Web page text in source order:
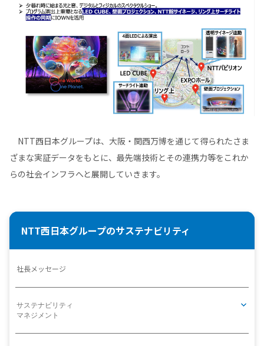
NTT西日本グループは、大阪・関西万博を通じて得られたさま
ざまな実証データをもとに、最先端技術とその連携力等をこれか
らの社会インフラへと展開していきます。
NTT西日本グループのサステナビリティ
社長メッセージ
サステナビリティ
マネジメント